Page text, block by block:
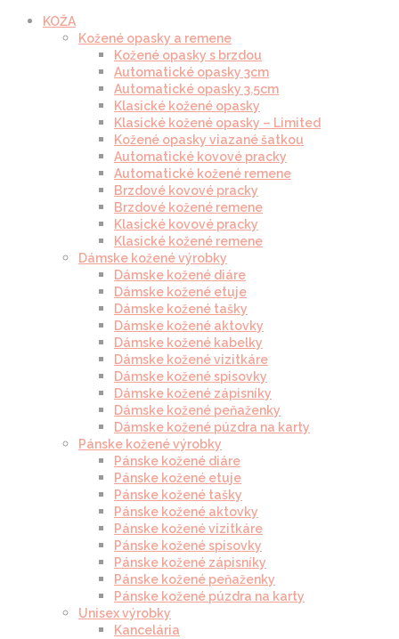
KOŽA
Kožené opasky a remene
Kožené opasky s brzdou
Automatické opasky 3cm
Automatické opasky 3.5cm
Klasické kožené opasky
Klasické kožené opasky – Limited
Kožené opasky viazané šatkou
Automatické kovové pracky
Automatické kožené remene
Brzdové kovové pracky
Brzdové kožené remene
Klasické kovové pracky
Klasické kožené remene
Dámske kožené výrobky
Dámske kožené diáre
Dámske kožené etuje
Dámske kožené tašky
Dámske kožené aktovky
Dámske kožené kabelky
Dámske kožené vizitkáre
Dámske kožené spisovky
Dámske kožené zápisníky
Dámske kožené peňaženky
Dámske kožené púzdra na karty
Pánske kožené výrobky
Pánske kožené diáre
Pánske kožené etuje
Pánske kožené tašky
Pánske kožené aktovky
Pánske kožené vizitkáre
Pánske kožené spisovky
Pánske kožené zápisníky
Pánske kožené peňaženky
Pánske kožené púzdra na karty
Unisex výrobky
Kancelária